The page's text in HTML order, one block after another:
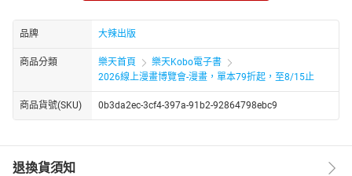
對我來說，80年代的台灣正是那樣的豐富而且充滿活力，
希望藉由這樣的書寫，可以讓人牢牢的記住這個迷人的年代。──小
莊
那時，四處都有反攻大陸的海報與標誌、看電影前要起立唱國歌，
那時，升學壓力像烏雲籠罩莘莘學子、大伙常用木棍與報紙手套打
直到一九八七年，解除戒嚴，社會也開始大蛻變──
盜版錄影帶和在MTV的包廂裡朝聖經典、泡啤酒屋喝到掛……
誰不迷戀李小龍？熱血沸騰地擺弄雙截棍喊「嘩喳」！
品牌 大辣出版
商品分類 樂天首頁
樂天Kobo電子書
2026線上漫畫博覽會-漫畫，單本79折起，至8/15止
商品貨號(SKU) 0b3da2ec-3cf4-397a-91b2-92864798ebc9
退換貨須知